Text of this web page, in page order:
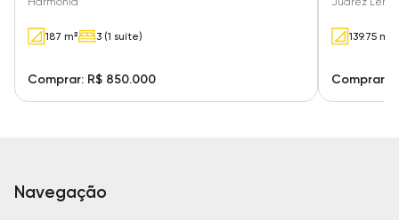
187 m² 3 (1 suíte)
Comprar: R$ 850.000
139.75 m²
Comprar:
Navegação